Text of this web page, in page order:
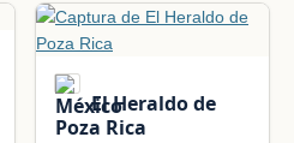
información local, política,
seguridad y actualidad de
la comunidad.
El Heraldo de
Poza Rica